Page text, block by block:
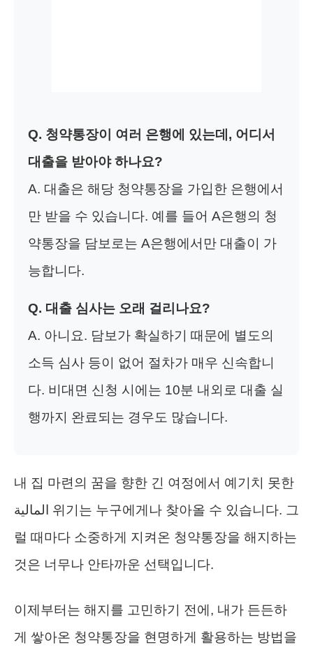
Q. 청약통장이 여러 은행에 있는데, 어디서
대출을 받아야 하나요?
A. 대출은 해당 청약통장을 가입한 은행에서
만 받을 수 있습니다. 예를 들어 A은행의 청
약통장을 담보로는 A은행에서만 대출이 가
능합니다.
Q. 대출 심사는 오래 걸리나요?
A. 아니요. 담보가 확실하기 때문에 별도의
소득 심사 등이 없어 절차가 매우 신속합니
다. 비대면 신청 시에는 10분 내외로 대출 실
행까지 완료되는 경우도 많습니다.
내 집 마련의 꿈을 향한 긴 여정에서 예기치 못한
المالية 위기는 누구에게나 찾아올 수 있습니다. 그
럴 때마다 소중하게 지켜온 청약통장을 해지하는
것은 너무나 안타까운 선택입니다.
이제부터는 해지를 고민하기 전에, 내가 든든하
게 쌓아온 청약통장을 현명하게 활용하는 방법을